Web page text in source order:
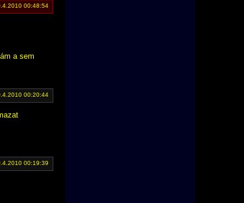
00:48:54
a sem
00:20:44
00:19:39